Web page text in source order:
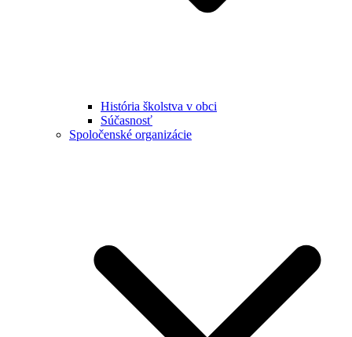
História školstva v obci
Súčasnosť
Spoločenské organizácie